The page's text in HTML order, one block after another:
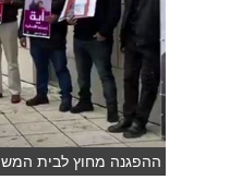
ההפגנה מחוץ לבית